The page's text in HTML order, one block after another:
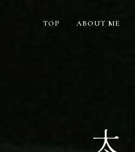
TOP ABOUT ME